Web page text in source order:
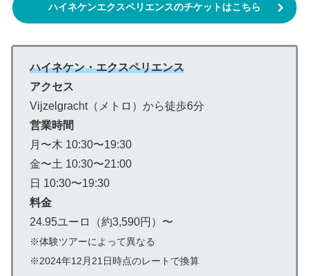
ハイネケンエクスペリエンスのチケットはこちら
ハイネケン・エクスペリエンス
アクセス
Vijzelgracht（メトロ）から徒歩6分
営業時間
月〜木 10:30〜19:30
金〜土 10:30〜21:00
日 10:30〜19:30
料金
24.95ユーロ（約3,590円）〜
※体験ツアーによって異なる
※2024年12月21日時点のレートで換算